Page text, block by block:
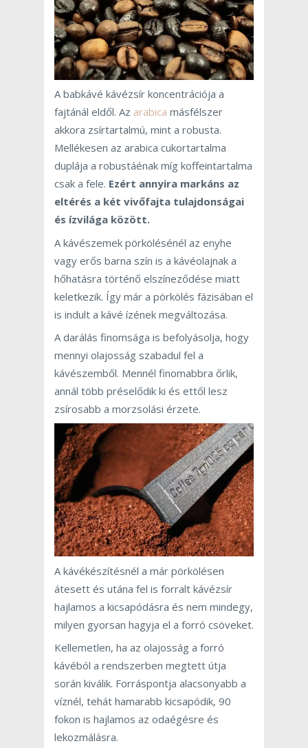
A babkávé kávézsír koncentrációja a
fajtánál eldől. Az arabica másfélszer
akkora zsírtartalmú, mint a robusta.
Mellékesen az arabica cukortartalma
duplája a robustáénak míg koffeintartalma
csak a fele. Ezért annyira markáns az
eltérés a két vivőfajta tulajdonságai
és ízvilága között.
A kávészemek pörkölésénél az enyhe
vagy erős barna szín is a kávéolajnak a
hőhatásra történő elszíneződése miatt
keletkezik. Így már a pörkölés fázisában el
is indult a kávé ízének megváltozása.
A darálás finomsága is befolyásolja, hogy
mennyi olajosság szabadul fel a
kávészemből. Mennél finomabbra őrlik,
annál több préselődik ki és ettől lesz
zsírosabb a morzsolási érzete.
A kávékészítésnél a már pörkölésen
átesett és utána fel is forralt kávézsír
hajlamos a kicsapódásra és nem mindegy,
milyen gyorsan hagyja el a forró csöveket.
Kellemetlen, ha az olajosság a forró
kávéból a rendszerben megtett útja
során kiválik. Forráspontja alacsonyabb a
víznél, tehát hamarabb kicsapódik, 90
fokon is hajlamos az odaégésre és
lekozmálásra.